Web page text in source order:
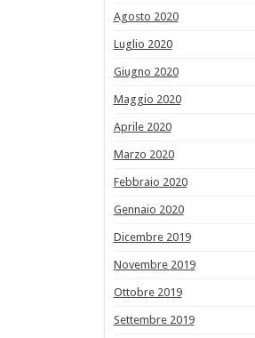
Agosto 2020
Luglio 2020
Giugno 2020
Maggio 2020
Aprile 2020
Marzo 2020
Febbraio 2020
Gennaio 2020
Dicembre 2019
Novembre 2019
Ottobre 2019
Settembre 2019